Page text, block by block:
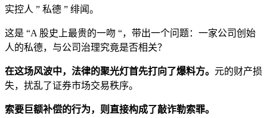
实控人 ” 私德 ” 绯闻。
这是 “A 股史上最贵的一吻 “，带出一个问题：一家公司创始
人的私德，与公司治理究竟是否相关？
在这场风波中，法律的聚光灯首先打向了爆料方。 元的财产损
失，扰乱了证券市场交易秩序。
索要巨额补偿的行为，则直接构成了敲诈勒索罪。